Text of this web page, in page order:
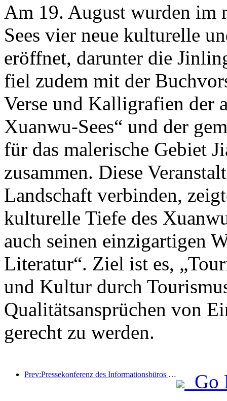
Am 19. August wurden im
Sees vier neue kulturelle
eröffnet, darunter die
fiel zudem mit der
Verse und Kalligrafien der
Xuanwu-Sees“ und der
für das malerische Gebiet
zusammen. Diese
Landschaft verbinden,
kulturelle Tiefe des
auch seinen einzigartigen
Literatur“. Ziel ist es,
und Kultur durch
Qualitätsansprüchen von
gerecht zu werden.
Prev:Pressekonferenz des Informationsbüros des Staatsrats: Derzeit gibt es in meinem Land 28 Grenzhäfen, die selbstfahrende Tourismusdienste anbieten können Go